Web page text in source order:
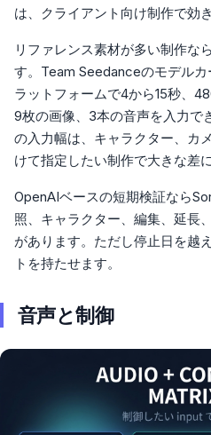
は、クライアント向け制作で効き
リファレンス素材が多い制作な
す。Team Seedanceのモデル
ラットフォームで4から15秒、
9枚の画像、3本の音声を入力で
の入力幅は、キャラクター、カ
けて指定したい制作で大きな差
OpenAIベースの短期検証なら
照、キャラクター、編集、延長
があります。ただし停止日を越
トを持たせます。
音声と制御